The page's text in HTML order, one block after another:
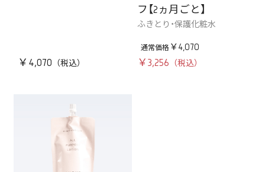
￥4,070
フ【2ヵ月ごと】
ふきとり・保護化粧水
￥4,070
￥3,256